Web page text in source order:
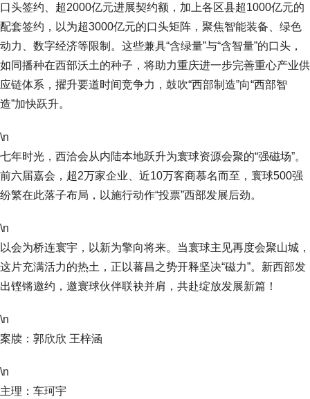
口头签约、超2000亿元进展契约额，加上各区县超1000亿元的
配套签约，以为超3000亿元的口头矩阵，聚焦智能装备、绿色
动力、数字经济等限制。这些兼具“含绿量”与“含智量”的口头，
如同播种在西部沃土的种子，将助力重庆进一步完善重心产业供
应链体系，擢升要道时间竞争力，鼓吹“西部制造”向“西部智
造”加快跃升。
\n
七年时光，西洽会从内陆本地跃升为寰球资源会聚的“强磁场”。
前六届嘉会，超2万家企业、近10万客商慕名而至，寰球500强
纷繁在此落子布局，以施行动作“投票”西部发展后劲。
\n
以会为桥连寰宇，以新为擎向将来。当寰球主见再度会聚山城，
这片充满活力的热土，正以蕃昌之势开释坚决“磁力”。新西部发
出铿锵邀约，邀寰球伙伴联袂并肩，共赴绽放发展新篇！
\n
案牍：郭欣欣 王梓涵
\n
主理：车珂宇